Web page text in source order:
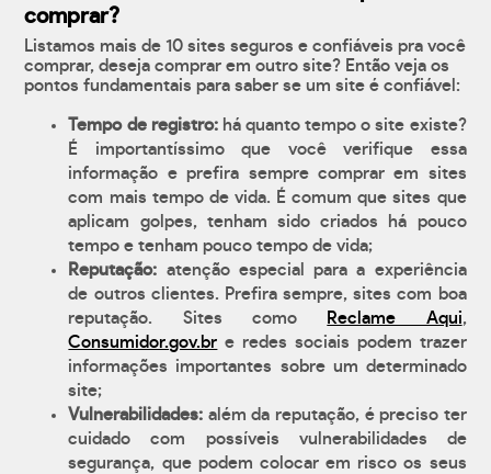
comprar?
Listamos mais de 10 sites seguros e confiáveis pra você
comprar, deseja comprar em outro site? Então veja os
pontos fundamentais para saber se um site é confiável:
Tempo de registro:há quanto tempo o site existe?
É importantíssimo que você verifique essa
informação e prefira sempre comprar em sites
com mais tempo de vida. É comum que sites que
aplicam golpes, tenham sido criados há pouco
tempo e tenham pouco tempo de vida;
Reputação: atenção especial para a experiência
de outros clientes. Prefira sempre, sites com boa
reputação. Sites como
Reclame Aqui,
Consumidor.gov.br e redes sociais podem trazer
informações importantes sobre um determinado
site;
Vulnerabilidades: além da reputação, é preciso ter
cuidado com possíveis vulnerabilidades de
segurança, que podem colocar em risco os seus